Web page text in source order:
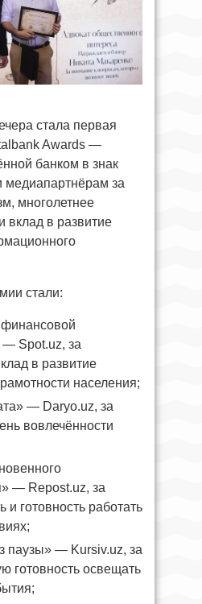
стала первая
Awards —
банком в знак
медиапартнёрам за
многолетнее
вклад в развитие
стали:
— Spot.uz, за
в развитие
населения;
— Daryo.uz, за
вовлечённости
— Repost.uz, за
и готовность работать
паузы» — Kursiv.uz, за
готовность освещать